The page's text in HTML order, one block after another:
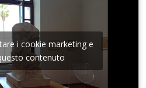
i cookie marketing e
contenuto